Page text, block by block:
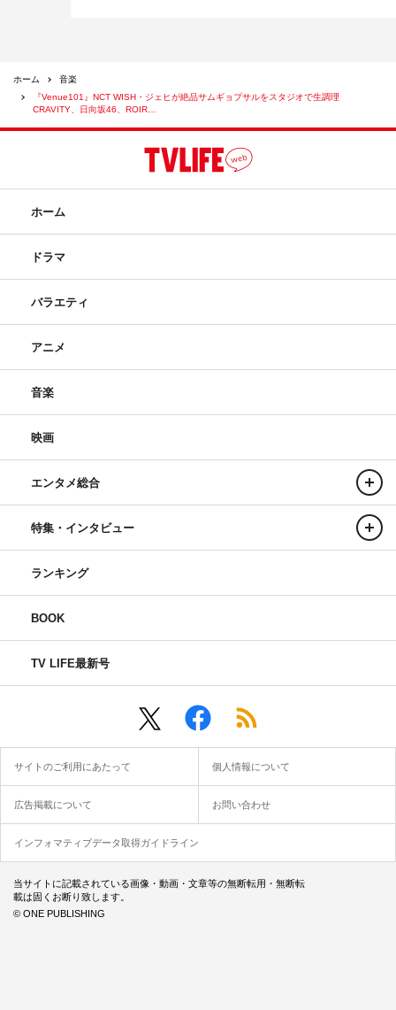
ホーム
音楽
『Venue101』NCT WISH・ジェヒが絶品サムギョプサルをスタジオで生調理
CRAVITY、日向坂46、ROIR…
ホーム
ドラマ
バラエティ
アニメ
音楽
映画
エンタメ総合
特集・インタビュー
ランキング
BOOK
TV LIFE最新号
サイトのご利用にあたって 個人情報について
広告掲載について お問い合わせ
インフォマティブデータ取得ガイドライン
当サイトに記載されている画像・動画・文章等の無断転用・無断転
載は固くお断り致します。
© ONE PUBLISHING